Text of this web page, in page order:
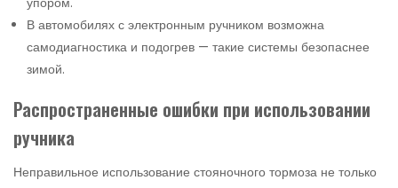
В автомобилях с электронным ручником возможна
самодиагностика и подогрев — такие системы безопаснее
зимой.
Распространенные ошибки при использовании
ручника
Неправильное использование стояночного тормоза не только